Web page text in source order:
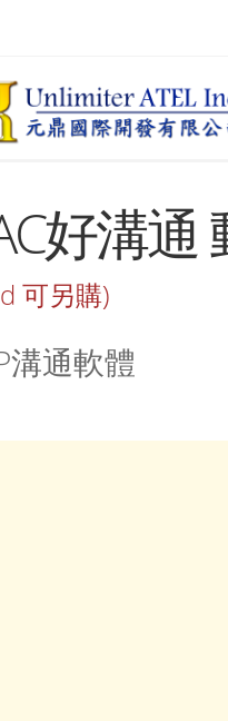
好溝
可另購)
溝通軟體